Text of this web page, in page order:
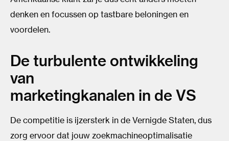
denken en focussen op tastbare beloningen en
voordelen.
De turbulente ontwikkeling
van
marketingkanalen in de VS
De competitie is ijzersterk in de Vernigde Staten, dus
zorg ervoor dat jouw zoekmachineoptimalisatie